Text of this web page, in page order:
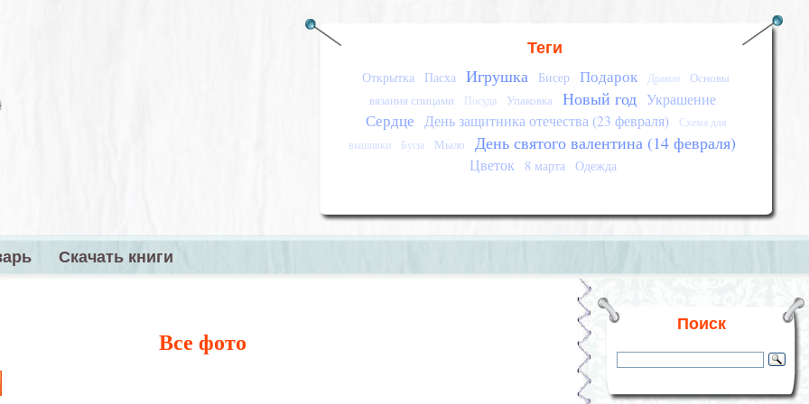
Теги
Открытка Пасха Игрушка Бисер Подарок Дракон
Основы
вязания спицами
Посуда Упаковка Новый год Украшение
Сердце День защитника отечества (23 февраля)
Схема для
вышивки
Бусы Мыло День святого валентина (14 февраля)
Цветок 8 марта Одежда
Скачать книги
Все фото
Поиск